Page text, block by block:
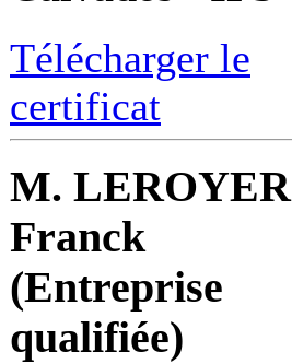
Télécharger le
certificat
M. LEROYER
Franck
(Entreprise
qualifiée)